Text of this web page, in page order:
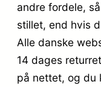
andre fordele,
stillet, end hvis
Alle danske
14 dages
på nettet, og du